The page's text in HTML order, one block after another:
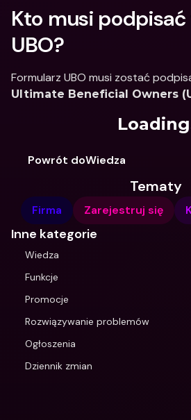
Kto musi
UBO?
Ultimate Beneficial Owners
Powrót doWiedza
Tematy
Firma Zarejestruj się
Inne kategorie
Wiedza
Funkcje
Promocje
Rozwiązywanie problemów
Ogłoszenia
Dziennik zmian